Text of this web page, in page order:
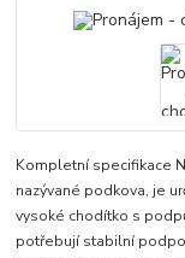
Kompletní specifikace
nazývané podkova, je
vysoké chodítko s
potřebují stabilní